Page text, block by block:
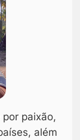
paixão,
além